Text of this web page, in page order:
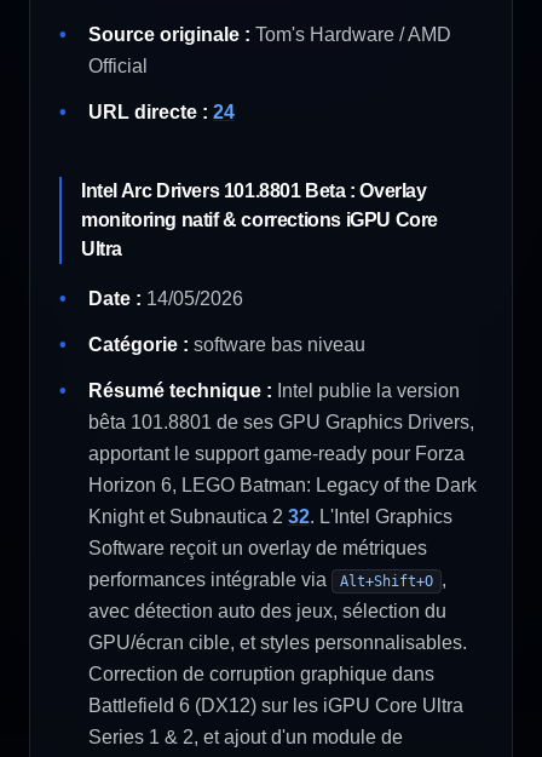
Source originale : Tom's Hardware / AMD
Official
URL directe : 24
Intel Arc Drivers 101.8801 Beta : Overlay
monitoring natif & corrections iGPU Core
Ultra
Date : 14/05/2026
Catégorie : software bas niveau
Résumé technique : Intel publie la version
bêta 101.8801 de ses GPU Graphics Drivers,
apportant le support game-ready pour Forza
Horizon 6, LEGO Batman: Legacy of the Dark
Knight et Subnautica 2 32. L'Intel Graphics
Software reçoit un overlay de métriques
performances intégrable via
Alt+Shift+O ,
avec détection auto des jeux, sélection du
GPU/écran cible, et styles personnalisables.
Correction de corruption graphique dans
Battlefield 6 (DX12) sur les iGPU Core Ultra
Series 1 & 2, et ajout d'un module de